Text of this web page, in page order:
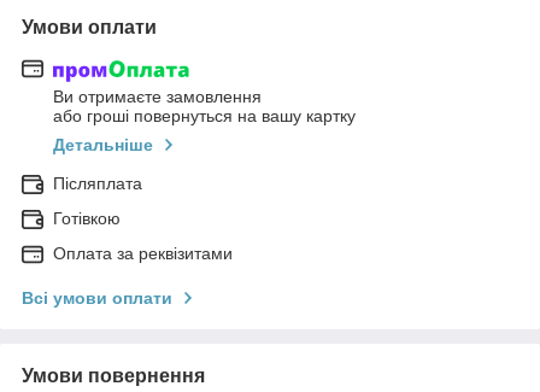
Умови оплати
Ви отримаєте замовлення
або гроші повернуться на вашу картку
Детальніше
Післяплата
Готівкою
Оплата за реквізитами
Всі умови оплати
Умови повернення